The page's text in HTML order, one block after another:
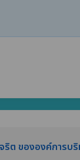
ริต ขององค์การบ